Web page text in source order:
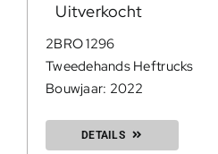
Uitverkocht
2BRO 1296
Tweedehands Heftrucks
Bouwjaar: 2022
DETAILS